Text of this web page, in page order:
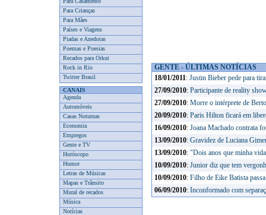
Para Crianças
Para Mães
Países e Viagens
Piadas e Anedotas
Poemas e Poesias
Recados para Orkut
Rock in Rio
Twitter Brasil
CANAIS
Agenda
Automóveis
Casas Noturnas
Economia
Empregos
Gente e TV
Horóscopo
Humor
Letras de Músicas
Mapas e Trânsito
Mural de recados
Música
Notícias
GENTE - ÚLTIMAS NOTÍCIAS
18/01/2011: Justin Bieber pede para
27/09/2010: Participante de reality
27/09/2010: Morre o intérprete de
20/09/2010: Paris Hilton ficará em
16/09/2010: Joana Machado contrata
13/09/2010: Gravidez de Luciana
13/09/2010: "Dois anos que minha
10/09/2010: Junior diz que tem
10/09/2010: Filho de Eike Batista
06/09/2010: Inconformado com